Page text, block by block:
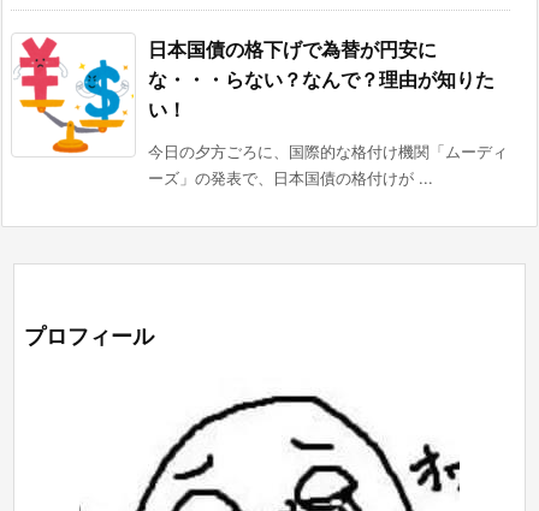
日本国債の格下げで為替が円安に
な・・・らない？なんで？理由が知りた
い！
今日の夕方ごろに、国際的な格付け機関「ムーディ
ーズ」の発表で、日本国債の格付けが ...
プロフィール